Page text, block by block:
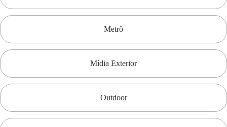
Metrô
Mídia Exterior
Outdoor